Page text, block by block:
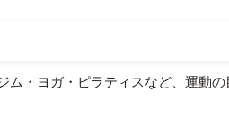
・ヨガ・ピラティスなど、運動